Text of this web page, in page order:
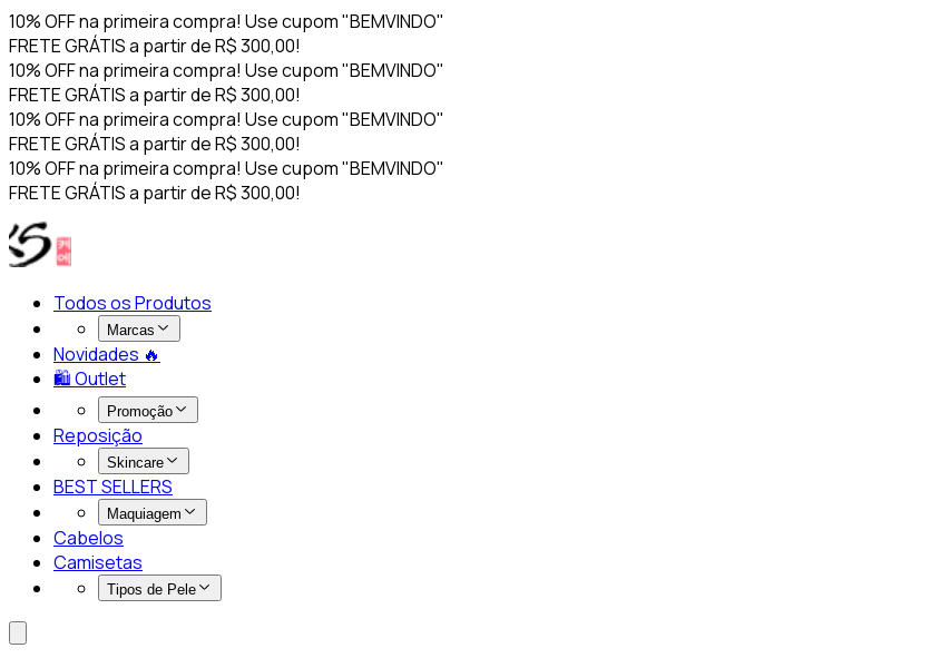
10% OFF na primeira compra! Use cupom "BEMVINDO"
FRETE GRÁTIS a partir de R$ 300,00!
10% OFF na primeira compra! Use cupom "BEMVINDO"
FRETE GRÁTIS a partir de R$ 300,00!
10% OFF na primeira compra! Use cupom "BEMVINDO"
FRETE GRÁTIS a partir de R$ 300,00!
10% OFF na primeira compra! Use cupom "BEMVINDO"
FRETE GRÁTIS a partir de R$ 300,00!
Todos os Produtos
Marcas
Novidades 🔥​
🛍️ Outlet
Promoção
Reposição
Skincare
BEST SELLERS
Maquiagem
Cabelos
Camisetas
Tipos de Pele